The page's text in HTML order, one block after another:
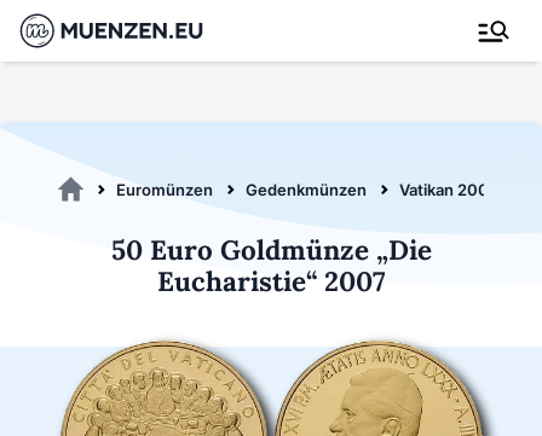
Euromünzen Gedenkmünzen Vatikan 2007
50 Euro Goldmünze „Die
Eucharistie“ 2007